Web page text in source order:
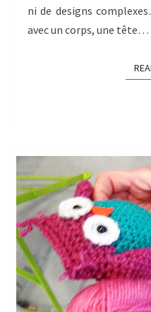
ni de designs
avec un corps, une tête…